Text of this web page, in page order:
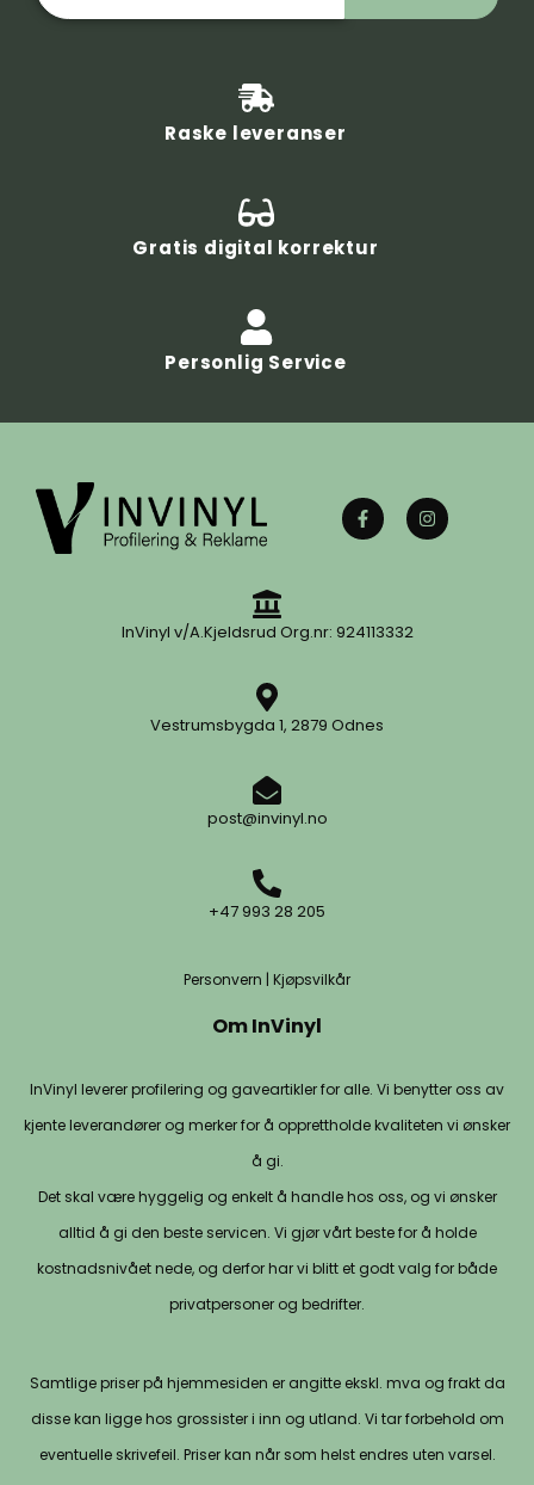
Raske leveranser
Gratis digital korrektur
Personlig Service
InVinyl v/A.Kjeldsrud Org.nr: 924113332
Vestrumsbygda 1, 2879 Odnes
post@invinyl.no
+47 993 28 205
Personvern Kjøpsvilkår
Om InVinyl
InVinyl leverer profilering og gaveartikler for alle. Vi benytter oss av
kjente leverandører og merker for å opprettholde kvaliteten vi ønsker
å gi.
Det skal være hyggelig og enkelt å handle hos oss, og vi ønsker
alltid å gi den beste servicen. Vi gjør vårt beste for å holde
kostnadsnivået nede, og derfor har vi blitt et godt valg for både
privatpersoner og bedrifter.
Samtlige priser på hjemmesiden er angitte ekskl. mva og frakt da
disse kan ligge hos grossister i inn og utland. Vi tar forbehold om
eventuelle skrivefeil. Priser kan når som helst endres uten varsel.